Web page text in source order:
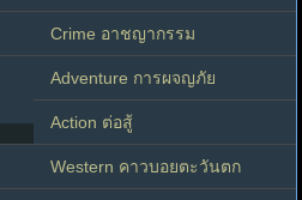
Crime อาชญากรรม
Adventure การผจญภัย
Action ต่อสู้
Western คาวบอยตะวันตก